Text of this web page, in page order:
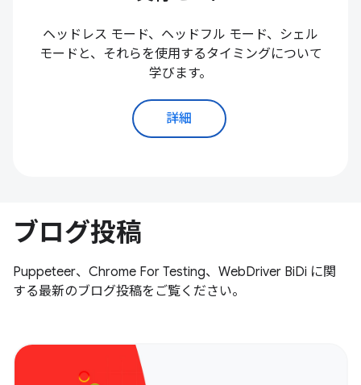
ヘッドレス モード、ヘッドフル モード、シェル
モードと、それらを使用するタイミングについて
学びます。
詳細
ブログ投稿
Puppeteer、Chrome For Testing、WebDriver BiDi に関
する最新のブログ投稿をご覧ください。